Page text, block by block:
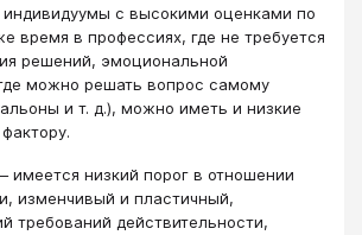
с высокими оценками по
время в профессиях, где не требуется
решений, эмоциональной
можно решать вопрос самому
и т. д.), можно иметь и низкие
имеется низкий порог в отношении
изменчивый и пластичный,
требований действительности,